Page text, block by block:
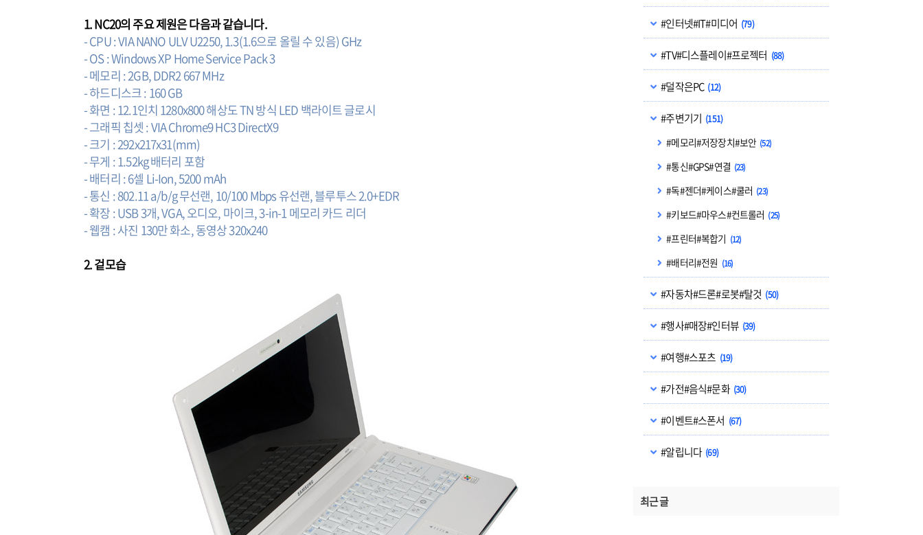
#인터넷#IT#미디어 (79)
#TV#디스플레이#프로젝터 (88)
#덜작은PC (12)
#주변기기 (151)
#메모리#저장장치#보안 (52)
#통신#GPS#연결 (23)
#독#젠더#케이스#쿨러 (23)
#키보드#마우스#컨트롤러 (25)
#프린터#복합기 (12)
#배터리#전원 (16)
#자동차#드론#로봇#탈것 (50)
#행사#매장#인터뷰 (39)
#여행#스포츠 (19)
#가전#음식#문화 (30)
#이벤트#스폰서 (67)
#알립니다 (69)
최근 글
1. NC20의 주요 제원은 다음과 같습니다.
- CPU : VIA NANO ULV U2250, 1.3(1.6으로 올릴 수 있음) GHz
- OS : Windows XP Home Service Pack 3
- 메모리 : 2GB, DDR2 667 MHz
- 하드디스크 : 160 GB
- 화면 : 12.1인치 1280x800 해상도 TN 방식 LED 백라이트 글로시
- 그래픽 칩셋 : VIA Chrome9 HC3 DirectX9
- 크기 : 292x217x31(mm)
- 무게 : 1.52kg 배터리 포함
- 배터리 : 6셀 Li-Ion, 5200 mAh
- 통신 : 802.11 a/b/g 무선랜, 10/100 Mbps 유선랜, 블루투스 2.0+EDR
- 확장 : USB 3개, VGA, 오디오, 마이크, 3-in-1 메모리 카드 리더
- 웹캠 : 사진 130만 화소, 동영상 320x240
2. 겉모습